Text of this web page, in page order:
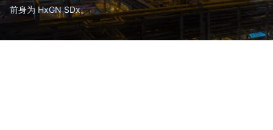
前身为 HxGN SDx。